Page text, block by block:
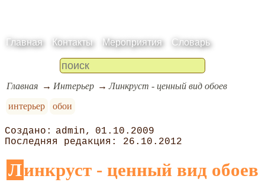
Главная Контакты Мероприятия Словарь
Главная Интерьер
Линкруст - ценный вид обоев
интерьер
обои
admin
01.10.2009
26.10.2012
Линкруст - ценный вид обоев